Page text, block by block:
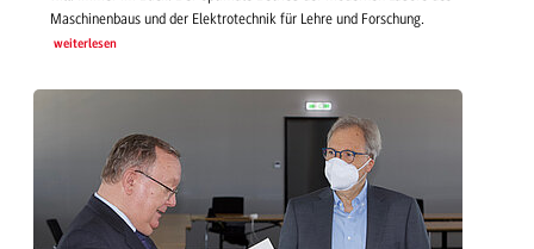
Maschinenbaus und der Elektrotechnik für Lehre und Forschung.
weiterlesen